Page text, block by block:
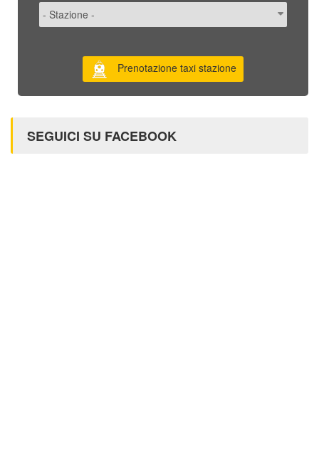
Prenotazione taxi stazione
SEGUICI SU FACEBOOK